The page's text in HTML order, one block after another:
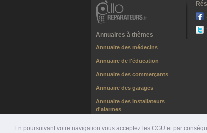
En poursuivant votre navigation vous acceptez les CGU et par
Annuaires à thèmes
Annuaire des médecins
Annuaire de l'éducation
Annuaire des commerçants
Annuaire des garages
Annuaire des installateurs
d'alarmes